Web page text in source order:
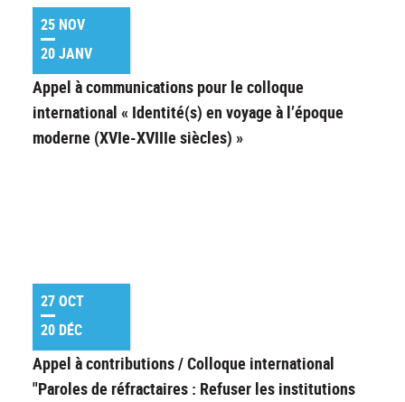
25 NOV
20 JANV
Appel à communications pour le colloque
international « Identité(s) en voyage à l’époque
moderne (XVIe-XVIIIe siècles) »
27 OCT
20 DÉC
Appel à contributions / Colloque international
"Paroles de réfractaires : Refuser les institutions